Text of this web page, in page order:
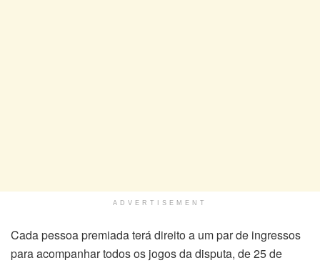
ADVERTISEMENT
Cada pessoa premiada terá direito a um par de ingressos
para acompanhar todos os jogos da disputa, de 25 de